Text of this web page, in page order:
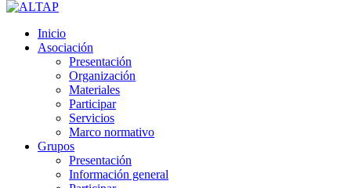
Inicio
Asociación
Presentación
Organización
Materiales
Participar
Servicios
Marco normativo
Grupos
Presentación
Información general